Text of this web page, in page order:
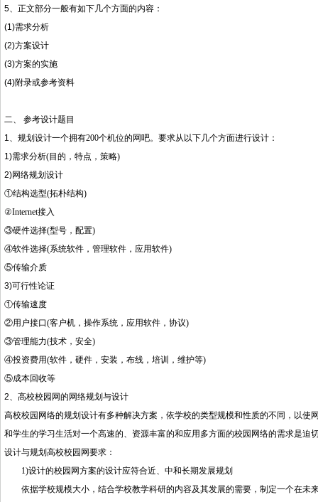
5、正文部分一般有如下几个方面的内容：
(1)需求分析
(2)方案设计
(3)方案的实施
(4)附录或参考资料
二、 参考设计题目
1、规划设计一个拥有200个机位的网吧。要求从以下几个方面进行设计：
1)需求分析(目的，特点，策略)
2)网络规划设计
①结构选型(拓朴结构)
②Internet接入
③硬件选择(型号，配置)
④软件选择(系统软件，管理软件，应用软件)
⑤传输介质
3)可行性论证
①传输速度
②用户接口(客户机，操作系统，应用软件，协议)
③管理能力(技术，安全)
④投资费用(软件，硬件，安装，布线，培训，维护等)
⑤成本回收等
2、高校校园网的网络规划与设计
高校校园网络的规划设计有多种解决方案，依学校的类型规模和性质的不同，以
和学生的学习生活对一个高速的、资源丰富的和应用多方面的校园网络的需求是迫
设计与规划高校校园网要求：
1)设计的校园网方案的设计应符合近、中和长期发展规划
依据学校规模大小，结合学校教学科研的内容及其发展的需要，制定一个在未